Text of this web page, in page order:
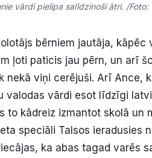
vārdi pielipa salīdzinoši ātri. /Foto:
bērniem jautāja, kāpēc
ļoti paticis jau pērn, un arī
nekā viņi cerējuši. Arī Ance,
valodas vārdi esot līdzīgi
to kādreiz izmantot skolā un
speciāli Talsos ieradusies
ka abas tagad varēs